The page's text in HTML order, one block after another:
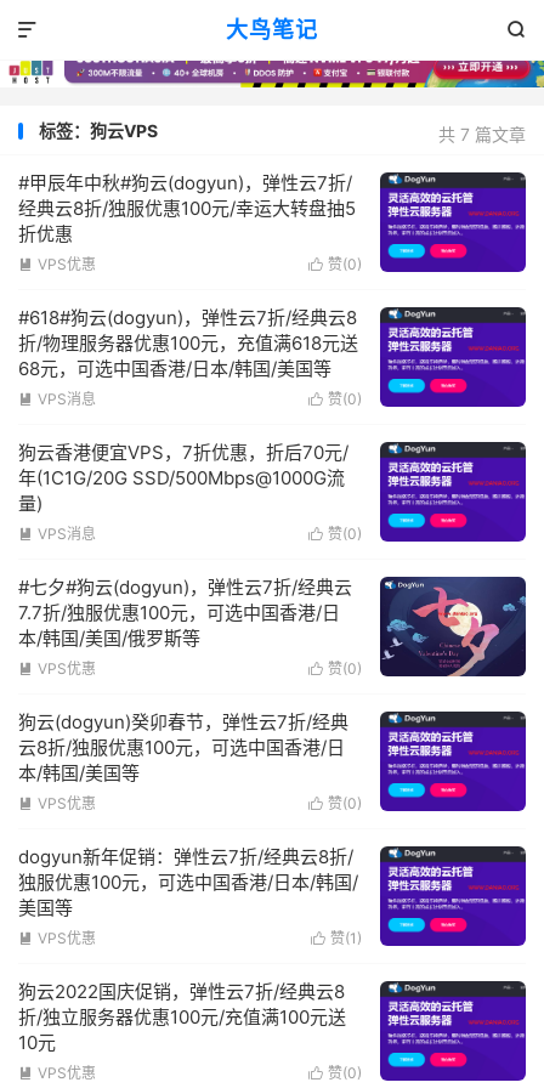
大鸟笔记 

共 7 篇文章
标签：狗云VPS
#甲辰年中秋#狗云(dogyun)，弹性云7折/
经典云8折/独服优惠100元/幸运大转盘抽5
折优惠
 赞(0)
 VPS优惠
#618#狗云(dogyun)，弹性云7折/经典云8
折/物理服务器优惠100元，充值满618元送
68元，可选中国香港/日本/韩国/美国等
 赞(0)
 VPS消息
狗云香港便宜VPS，7折优惠，折后70元/
年(1C1G/20G SSD/500Mbps@1000G流
量)
 赞(0)
 VPS消息
#七夕#狗云(dogyun)，弹性云7折/经典云
7.7折/独服优惠100元，可选中国香港/日
本/韩国/美国/俄罗斯等
 赞(0)
 VPS优惠
狗云(dogyun)癸卯春节，弹性云7折/经典
云8折/独服优惠100元，可选中国香港/日
本/韩国/美国等
 赞(0)
 VPS优惠
dogyun新年促销：弹性云7折/经典云8折/
独服优惠100元，可选中国香港/日本/韩国/
美国等
 赞(1 )
 VPS优惠
狗云2022国庆促销，弹性云7折/经典云8
折/独立服务器优惠100元/充值满100元送
10元
 赞(0)
 VPS优惠